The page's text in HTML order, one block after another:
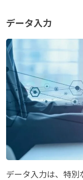
データ入力
データ入力は、特別